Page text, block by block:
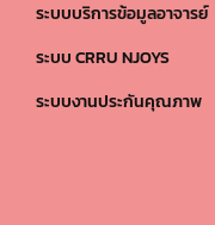
ระบบบริการข้อมูลอาจารย์
ระบบ CRRU NJOYS
ระบบงานประกันคุณภาพ